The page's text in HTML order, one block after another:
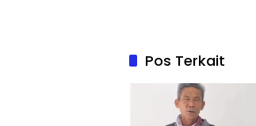
Pos Terkait